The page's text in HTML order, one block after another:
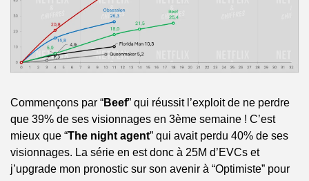
Commençons par “Beef” qui réussit l’exploit de ne perdre
que 39% de ses visionnages en 3ème semaine ! C’est
mieux que “The night agent” qui avait perdu 40% de ses
visionnages. La série en est donc à 25M d’EVCs et
j’upgrade mon pronostic sur son avenir à “Optimiste” pour